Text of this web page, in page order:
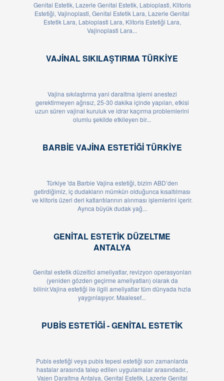
Genital Estetik, Lazerle Genital Estetik, Labioplasti, Klitoris
Estetiği, Vajinoplasti, Genital Estetik Lara, Lazerle Genital
Estetik Lara, Labioplasti Lara, Klitoris Estetiği Lara,
Vajinoplasti Lara...
VAJINAL SIKILAŞTIRMA TÜRKIYE
Vajina sıkılaştırma yani daraltma işlemi anestezi
gerektirmeyen ağrısız, 25-30 dakika içinde yapılan, etkisi
uzun süren vajinal kuruluk ve idrar kaçırma problemlerini
olumlu şekilde etkileyen bir...
BARBIE VAJINA ESTETIĞI TÜRKIYE
Türkiye 'da Barbie Vajina estetiği, bizim ABD’den
getirdiğimiz, iç dudakların mümkün olduğunca kısaltılması
ve klitoris üzeri deri katlantılarının alınması işlemlerini içerir.
Ayrıca büyük dudak yağ...
GENITAL ESTETIK DÜZELTME
ANTALYA
Genital estetik düzeltici ameliyatlar, revizyon operasyonları
(yeniden gözden geçirme ameliyatları) olarak da
bilinir.Vajina estetiği ile ilgili ameliyatlar tüm dünyada hızla
yaygınlaşıyor. Maalesef...
PUBIS ESTETIĞI - GENITAL ESTETIK
Pubis estetiği veya pubis tepesi estetiği son zamanlarda
hastalar arasında talep edilen uygulamalar arasındadır.,
Vajen Daraltma Antalya, Genital Estetik, Lazerle Genital